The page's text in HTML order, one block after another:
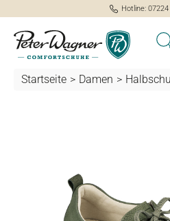
springen
Hotline:
Startseite > Damen >